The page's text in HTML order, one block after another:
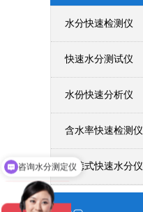
水分快速检测仪
快速水分测试仪
水份快速分析仪
含水率快速检测仪
便携式快速水分仪
咨询农药残留检测仪